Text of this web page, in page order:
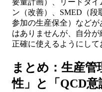
要量計画）、リードタ
ン（改善）、SMED（段
参加の生産保全）など
はありませんが、自分
正確に使えるようにして
まとめ：生産管
性」と「QCD意